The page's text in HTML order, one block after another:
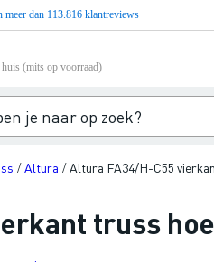
meer dan 113.816 klantreviews
(mits op voorraad)
/Altura /Altura FA34/H-C55
truss